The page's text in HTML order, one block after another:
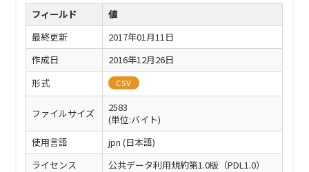
フィールド
値
最終更新
2017年01月11日
作成日
2016年12月26日
形式
CSV
ファイルサイズ
2583
(単位:バイト)
使用言語
jpn (日本語)
ライセンス
公共データ利用規約第1.0版（PDL1.0）